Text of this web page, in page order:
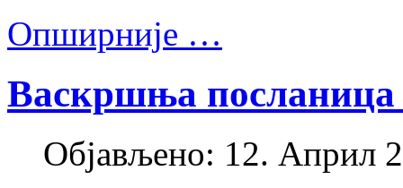
Опширније …
Васкршња посланица
Објављено: 12. Април